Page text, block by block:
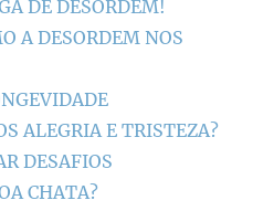
DE DESORDEM!
A DESORDEM NOS
ALEGRIA E TRISTEZA?
DESAFIOS
CHATA?